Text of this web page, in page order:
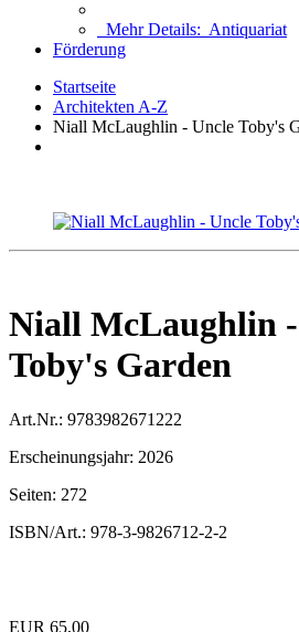
Mehr Details: Antiquariat
Förderung
Startseite
Architekten A-Z
Niall McLaughlin - Uncle Toby's
Niall McLaughlin
Toby's Garden
Art.Nr.: 9783982671222
Erscheinungsjahr: 2026
Seiten: 272
ISBN/Art.: 978-3-9826712-2-2
EUR 65,00